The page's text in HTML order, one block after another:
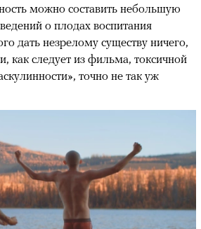
можно составить небольшую
о плодах воспитания
дать незрелому существу ничего,
как следует из фильма, токсичной
точно не так уж